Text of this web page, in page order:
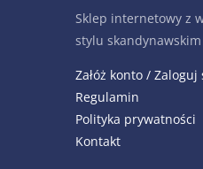
Sklep internetowy z
stylu skandynawskim
Załóż konto / Zaloguj
Regulamin
Polityka prywatności
Kontakt